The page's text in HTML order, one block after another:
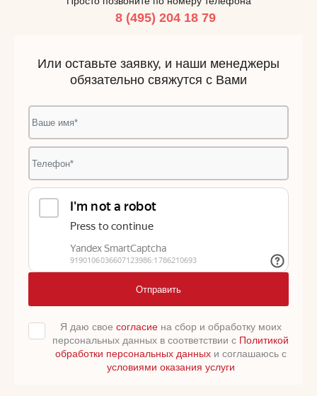
8 (495) 204 18 79
Или оставьте заявку, и наши менеджеры
обязательно свяжутся с Вами
Отправить
Я даю свое согласиена сбор и обработку моих
персональных данных в соответствии с Политикой
обработки персональных данныхи соглашаюсь с
условиями оказания услуги